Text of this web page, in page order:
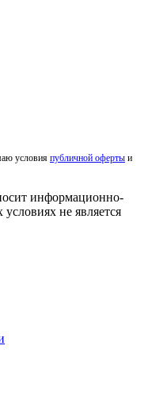
условия публичной оферты и
информационно-
не является